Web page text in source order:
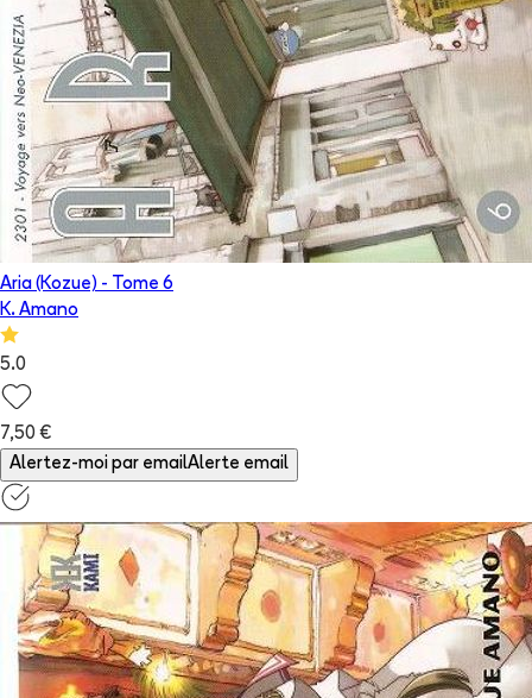
Aria (Kozue) - Tome 6
K. Amano
5.0
7,50 €
Alertez-moi par emailAlerte email